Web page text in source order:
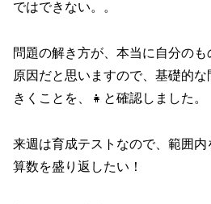
ではできない。。
問題の解き方が、本当に自分の
原因だと思いますので、基礎的
きくことを、👧と確認しました。
来週は育成テストなので、範囲内
算数を盛り返したい！